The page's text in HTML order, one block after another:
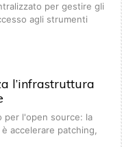
per gestire gli
agli strumenti
l’infrastruttura
per l'open source: la
accelerare patching,